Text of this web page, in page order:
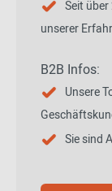
Seit
unserer
B2B Infos:
Unsere
Sie sind